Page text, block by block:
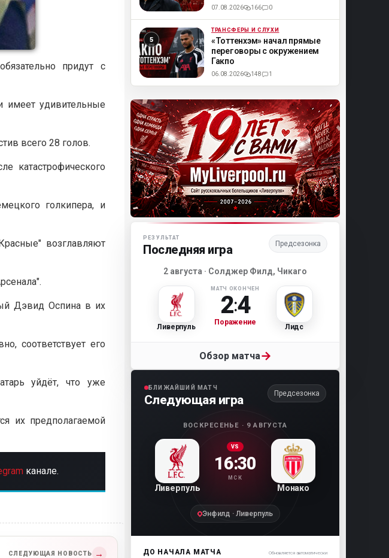
придут с
имеет удивительные
всего 28 голов.
катастрофического
голкипера, и
возглавляют
Дэвид Оспина в их
соответствует его
уйдёт, что уже
их предполагаемой
канале.
СЛЕДУЮЩАЯ НОВОСТЬ →
07.08.2026 166 0
ML ТРАНСФЕРЫ И СЛУХИ
«Тоттенхэм» начал прямые
переговоры с окружением
Гакпо
06.08.2026 148 1
Матч-центр «Ливерпуля»
РЕЗУЛЬТАТ
Последняя игра Предсезонка
2 августа · Солджер Филд, Чикаго
Ливерпуль
МАТЧ ОКОНЧЕН
2:4
Поражение
Лидс
Обзор матча→
БЛИЖАЙШИЙ МАТЧ
Следующая игра Предсезонка
ВОСКРЕСЕНЬЕ · 9 АВГУСТА
Ливерпуль
VS
16:30
МСК
Монако
Энфилд · Ливерпуль
ДО НАЧАЛА МАТЧА Обновляется автоматически